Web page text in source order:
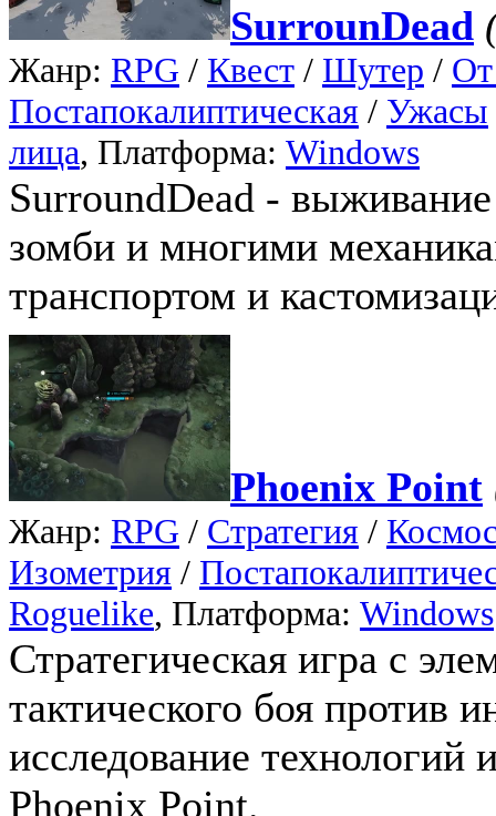
SurrounDead
Жанр: RPG / Квест / Шутер / От
Постапокалиптическая / Ужасы
лица, Платформа: Windows
SurroundDead -
зомби и многими
транспортом и
Phoenix Point
Жанр: RPG / Стратегия /
Изометрия /
Roguelike, Платформа: Windows
Стратегическая игра с
тактического боя против
исследование технологий
Phoenix Point.